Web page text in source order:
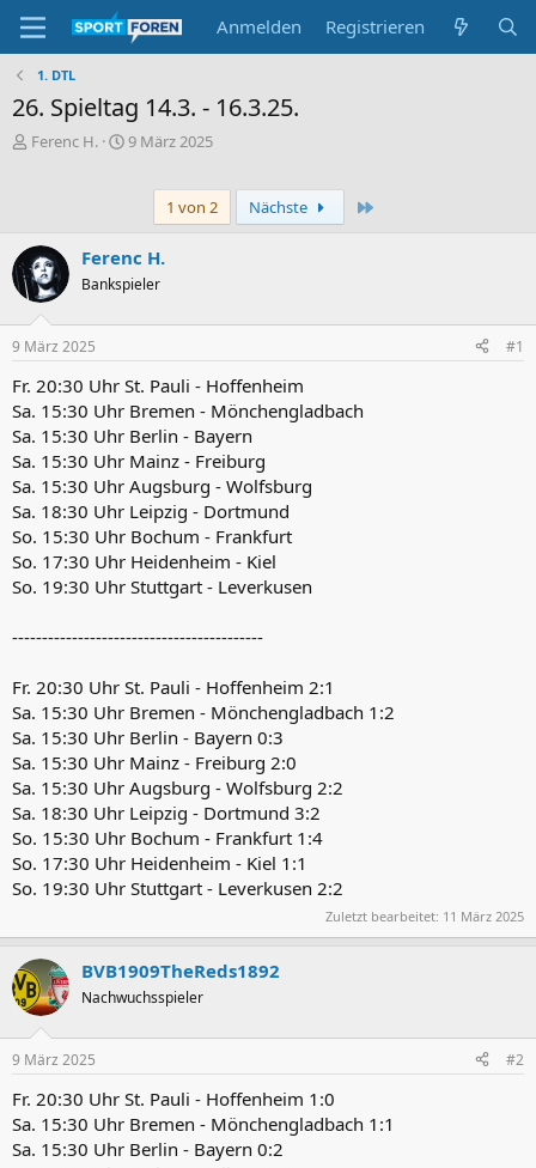
Anmelden Registrieren
1. DTL
26. Spieltag 14.3. - 16.3.25.
E
l
l
e
Ferenc H.
E
l
t
9 März 2025
1 von 2 Nächste
Ferenc H.
Bankspieler
9 März 2025 #1
Fr. 20:30 Uhr St. Pauli - Hoffenheim
Sa. 15:30 Uhr Bremen - Mönchengladbach
Sa. 15:30 Uhr Berlin - Bayern
Sa. 15:30 Uhr Mainz - Freiburg
Sa. 15:30 Uhr Augsburg - Wolfsburg
Sa. 18:30 Uhr Leipzig - Dortmund
So. 15:30 Uhr Bochum - Frankfurt
So. 17:30 Uhr Heidenheim - Kiel
So. 19:30 Uhr Stuttgart - Leverkusen
------------------------------------------
Fr. 20:30 Uhr St. Pauli - Hoffenheim 2:1
Sa. 15:30 Uhr Bremen - Mönchengladbach 1:2
Sa. 15:30 Uhr Berlin - Bayern 0:3
Sa. 15:30 Uhr Mainz - Freiburg 2:0
Sa. 15:30 Uhr Augsburg - Wolfsburg 2:2
Sa. 18:30 Uhr Leipzig - Dortmund 3:2
So. 15:30 Uhr Bochum - Frankfurt 1:4
So. 17:30 Uhr Heidenheim - Kiel 1:1
So. 19:30 Uhr Stuttgart - Leverkusen 2:2
Zuletzt bearbeitet: 11 März 2025
BVB1909TheReds1892
Nachwuchsspieler
9 März 2025 #2
Fr. 20:30 Uhr St. Pauli - Hoffenheim 1:0
Sa. 15:30 Uhr Bremen - Mönchengladbach 1:1
Sa. 15:30 Uhr Berlin - Bayern 0:2